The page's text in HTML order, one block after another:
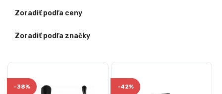
Zoradiť podľa ceny
Zoradiť podľa značky
-38% -42%